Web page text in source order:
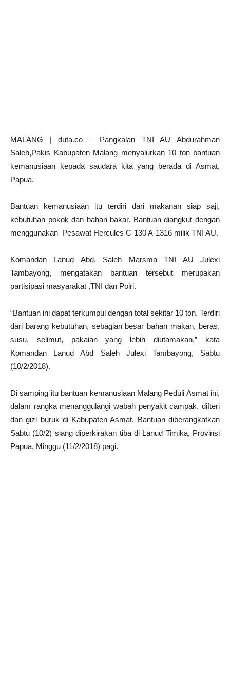
MALANG | duta.co – Pangkalan TNI AU Abdurahman
Saleh,Pakis Kabupaten Malang menyalurkan 10 ton bantuan
kemanusiaan kepada saudara kita yang berada di Asmat,
Papua.
Bantuan kemanusiaan itu terdiri dari makanan siap saji,
kebutuhan pokok dan bahan bakar. Bantuan diangkut dengan
menggunakan Pesawat Hercules C-130 A-1316 milik TNI AU.
Komandan Lanud Abd. Saleh Marsma TNI AU Julexi
Tambayong, mengatakan bantuan tersebut merupakan
partisipasi masyarakat ,TNI dan Polri.
“Bantuan ini dapat terkumpul dengan total sekitar 10 ton. Terdiri
dari barang kebutuhan, sebagian besar bahan makan, beras,
susu, selimut, pakaian yang lebih diutamakan,” kata
Komandan Lanud Abd Saleh Julexi Tambayong, Sabtu
(10/2/2018).
Di samping itu bantuan kemanusiaan Malang Peduli Asmat ini,
dalam rangka menanggulangi wabah penyakit campak, difteri
dan gizi buruk di Kabupaten Asmat. Bantuan diberangkatkan
Sabtu (10/2) siang diperkirakan tiba di Lanud Timika, Provinsi
Papua, Minggu (11/2/2018) pagi.